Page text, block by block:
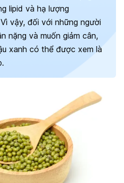
lipid và hạ lượng
vậy, đối với những người
nặng và muốn giảm cân,
xanh có thể được xem là